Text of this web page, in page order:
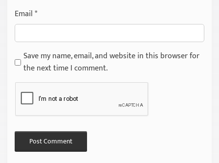
Email*
Save my name, email, and website in this browser for
the next time I comment.